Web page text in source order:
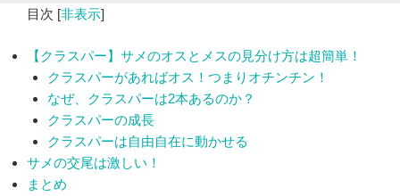
目次 [非表示]
【クラスパー】サメのオスとメスの見分け方は超簡単！
クラスパーがあればオス！つまりオチンチン！
なぜ、クラスパーは2本あるのか？
クラスパーの成長
クラスパーは自由自在に動かせる
サメの交尾は激しい！
まとめ